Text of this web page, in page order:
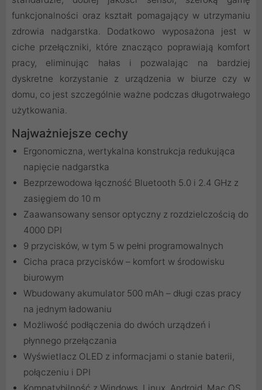
funkcjonalności oraz kształt pomagający w utrzymaniu
zdrowia nadgarstka. Dodatkowo wyposażona jest w
ciche przełączniki, które znacząco poprawiają komfort
pracy, eliminując hałas i pozwalając na bardziej
dyskretne korzystanie z urządzenia w biurze czy w
domu, co jest szczególnie ważne podczas długotrwałego
użytkowania.
Najważniejsze cechy
Ergonomiczna, wertykalna konstrukcja redukująca
napięcie nadgarstka
Bezprzewodowa łączność Bluetooth 5.0 i 2.4 GHz z
zasięgiem do 10 m
Zaawansowany sensor optyczny z rozdzielczością do
4000 DPI
9 przycisków, w tym 5 w pełni programowalnych
Cicha praca przycisków – komfort w środowisku
biurowym
Wbudowany akumulator 500 mAh – długi czas pracy
na jednym ładowaniu
Możliwość podłączenia do dwóch urządzeń i
płynnego przełączania
Wyświetlacz OLED z informacjami o stanie baterii,
połączeniu i DPI